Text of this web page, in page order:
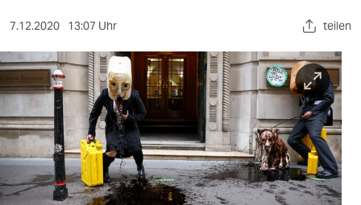
sport
berlin
nord
wahrheit
7.12.2020 13:07 Uhr teilen